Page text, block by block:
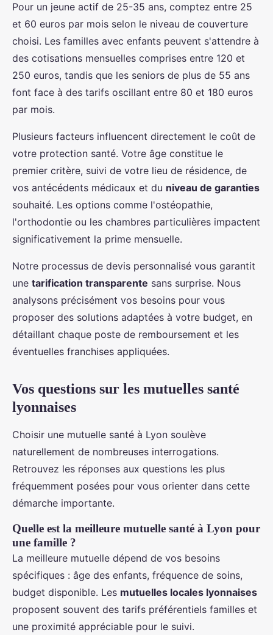
Pour un jeune actif de 25-35 ans, comptez entre 25
et 60 euros par mois selon le niveau de couverture
choisi. Les familles avec enfants peuvent s'attendre à
des cotisations mensuelles comprises entre 120 et
250 euros, tandis que les seniors de plus de 55 ans
font face à des tarifs oscillant entre 80 et 180 euros
par mois.
Plusieurs facteurs influencent directement le coût de
votre protection santé. Votre âge constitue le
premier critère, suivi de votre lieu de résidence, de
vos antécédents médicaux et du niveau de garanties
souhaité. Les options comme l'ostéopathie,
l'orthodontie ou les chambres particulières impactent
significativement la prime mensuelle.
Notre processus de devis personnalisé vous garantit
une tarification transparente sans surprise. Nous
analysons précisément vos besoins pour vous
proposer des solutions adaptées à votre budget, en
détaillant chaque poste de remboursement et les
éventuelles franchises appliquées.
Vos questions sur les mutuelles santé
lyonnaises
Choisir une mutuelle santé à Lyon soulève
naturellement de nombreuses interrogations.
Retrouvez les réponses aux questions les plus
fréquemment posées pour vous orienter dans cette
démarche importante.
Quelle est la meilleure mutuelle santé à Lyon pour
une famille ?
La meilleure mutuelle dépend de vos besoins
spécifiques : âge des enfants, fréquence de soins,
budget disponible. Les mutuelles locales lyonnaises
proposent souvent des tarifs préférentiels familles et
une proximité appréciable pour le suivi.